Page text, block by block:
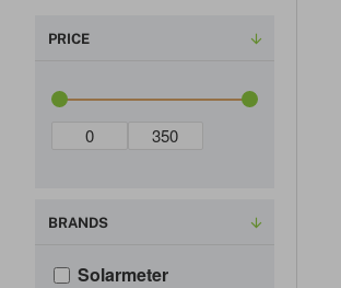
PRICE
BRANDS
Solarmeter